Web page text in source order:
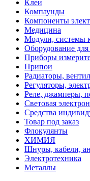
Клеи
Компаунды
Компоненты
Медицина
Модули, системы
Оборудование
Приборы
Припои
Радиаторы,
Регуляторы,
Реле, джамперы,
Световая
Средства
Товар под заказ
Флокулянты
ХИМИЯ
Шнуры, кабели,
Электротехника
Металлы